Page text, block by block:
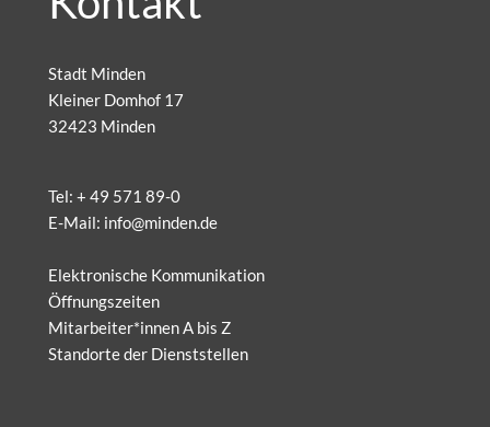
Stadt Minden
Kleiner Domhof 17
32423 Minden
Tel: + 49 571 89-0
E-Mail: info@minden.de
Elektronische Kommunikation
Öffnungszeiten
Mitarbeiter*innen A bis Z
Standorte der Dienststellen